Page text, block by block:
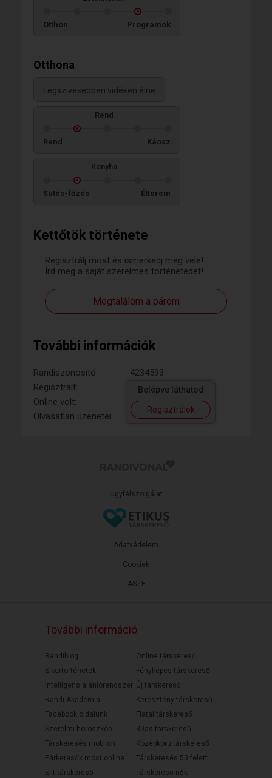
Kettőtök története
Regisztrálj most és ismerkedj meg vele!
Írd meg a saját szerelmes történetedet!
Megtalálom a párom
További információk
Randiazonosító:
4234593
Regisztrált:
Online volt:
Olvasatlan üzenetei:
Belépve láthatod
Regisztrálok
Otthon Programok
Otthona
Legszívesebben vidéken élne
Rend
Rend Káosz
Konyha
Sütés-főzés Étterem
Ügyfélszolgálat
ÁSZF
Adatvédelem
Cookiek
További információ
Randiblog
Sikertörténetek
Intelligens ajánlórendszer
Randi Akadémia
Facebook oldalunk
Szerelmi horoszkóp
Társkeresés mobilon
Párkeresők most online
Elit társkereső
Online társkereső
Fényképes társkereső
Új társkereső
Keresztény társkereső
Fiatal társkereső
30as társkereső
Középkorú társkereső
Társkeresés 50 felett
Társkereső nők